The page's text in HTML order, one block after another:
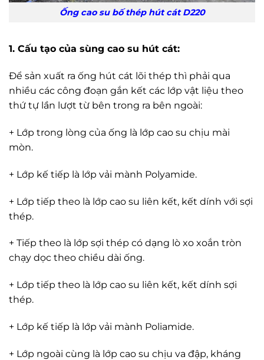
Ống cao su bố thép hút cát D220
1. Cấu tạo của sùng cao su hút cát:
Để sản xuất ra ống hút cát lõi thép thì phải qua
nhiều các công đoạn gắn kết các lớp vật liệu theo
thứ tự lần lượt từ bên trong ra bên ngoài:
+ Lớp trong lòng của ống là lớp cao su chịu mài
mòn.
+ Lớp kế tiếp là lớp vải mành Polyamide.
+ Lớp tiếp theo là lớp cao su liên kết, kết dính với sợi
thép.
+ Tiếp theo là lớp sợi thép có dạng lò xo xoắn tròn
chạy dọc theo chiều dài ống.
+ Lớp tiếp theo là lớp cao su liên kết, kết dính sợi
thép.
+ Lớp kế tiếp là lớp vải mành Poliamide.
+ Lớp ngoài cùng là lớp cao su chịu va đập, kháng